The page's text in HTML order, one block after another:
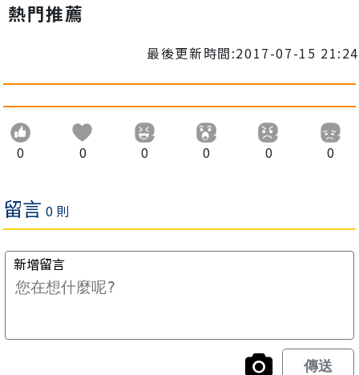
熱門推薦
最後更新時間:2017-07-15 21:24
0 0 0 0 0 0